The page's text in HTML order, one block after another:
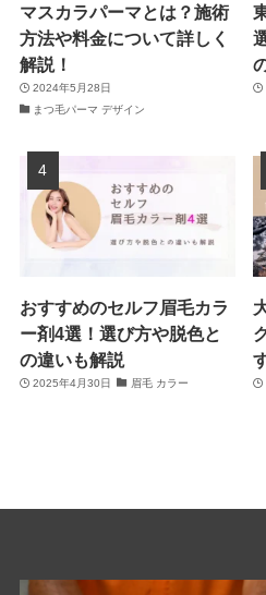
マスカラパーマとは？施術
方法や料金について詳しく
解説！
2024年5月28日
まつ毛パーマ デザイン
おすすめのセルフ眉毛カラ
ー剤4選！選び方や脱色と
の違いも解説
2025年4月30日 眉毛 カラー